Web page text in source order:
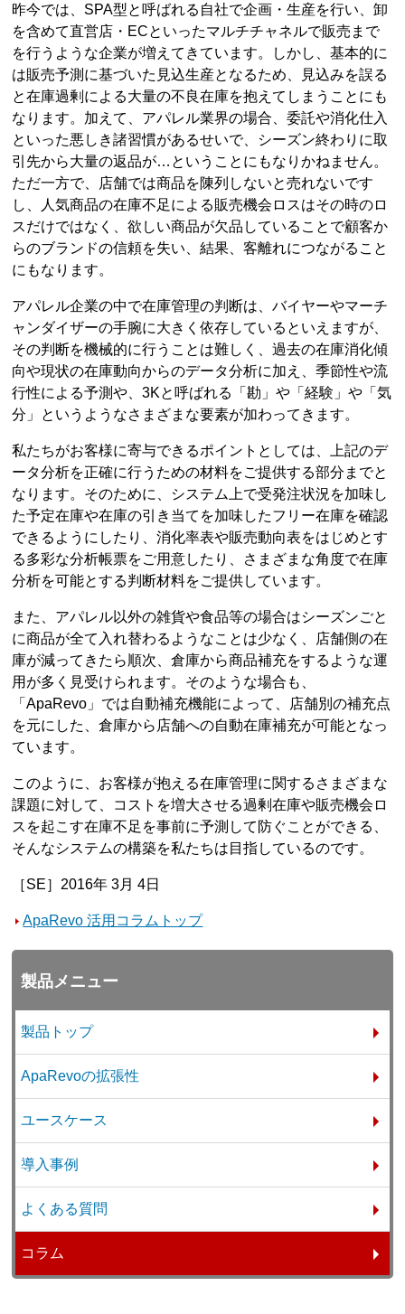
昨今では、SPA型と呼ばれる自社で企画・生産を行い、卸
を含めて直営店・ECといったマルチチャネルで販売まで
を行うような企業が増えてきています。しかし、基本的に
は販売予測に基づいた見込生産となるため、見込みを誤る
と在庫過剰による大量の不良在庫を抱えてしまうことにも
なります。加えて、アパレル業界の場合、委託や消化仕入
といった悪しき諸習慣があるせいで、シーズン終わりに取
引先から大量の返品が…ということにもなりかねません。
ただ一方で、店舗では商品を陳列しないと売れないです
し、人気商品の在庫不足による販売機会ロスはその時のロ
スだけではなく、欲しい商品が欠品していることで顧客か
らのブランドの信頼を失い、結果、客離れにつながること
にもなります。
アパレル企業の中で在庫管理の判断は、バイヤーやマーチ
ャンダイザーの手腕に大きく依存しているといえますが、
その判断を機械的に行うことは難しく、過去の在庫消化傾
向や現状の在庫動向からのデータ分析に加え、季節性や流
行性による予測や、3Kと呼ばれる「勘」や「経験」や「気
分」というようなさまざまな要素が加わってきます。
私たちがお客様に寄与できるポイントとしては、上記のデ
ータ分析を正確に行うための材料をご提供する部分までと
なります。そのために、システム上で受発注状況を加味し
た予定在庫や在庫の引き当てを加味したフリー在庫を確認
できるようにしたり、消化率表や販売動向表をはじめとす
る多彩な分析帳票をご用意したり、さまざまな角度で在庫
分析を可能とする判断材料をご提供しています。
また、アパレル以外の雑貨や食品等の場合はシーズンごと
に商品が全て入れ替わるようなことは少なく、店舗側の在
庫が減ってきたら順次、倉庫から商品補充をするような運
用が多く見受けられます。そのような場合も、
「ApaRevo」では自動補充機能によって、店舗別の補充点
を元にした、倉庫から店舗への自動在庫補充が可能となっ
ています。
このように、お客様が抱える在庫管理に関するさまざまな
課題に対して、コストを増大させる過剰在庫や販売機会ロ
スを起こす在庫不足を事前に予測して防ぐことができる、
そんなシステムの構築を私たちは目指しているのです。
［SE］2016年 3月 4日
ApaRevo 活用コラムトップ
製品メニュー
製品トップ
ApaRevoの拡張性
ユースケース
導入事例
よくある質問
コラム